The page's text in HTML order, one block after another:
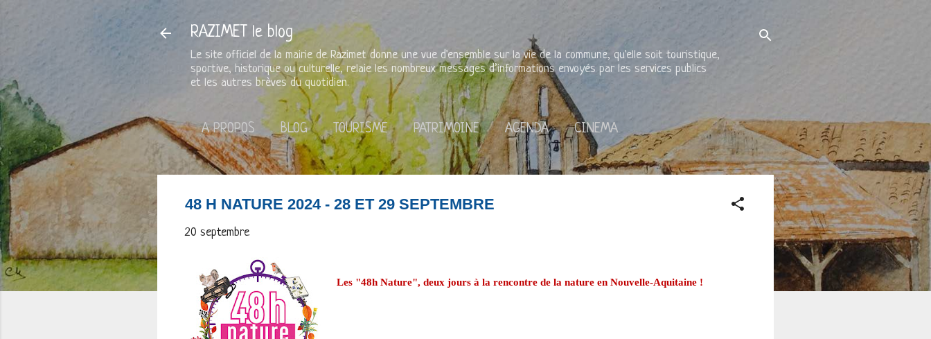
RAZIMET le blog
Le site officiel de la mairie de Razimet donne une vue d'ensemble sur la vie de la commune, qu'elle soit touristique,
sportive, historique ou culturelle, relaie les nombreux messages d’informations envoyés par les services publics
et les autres brèves du quotidien.
A PROPOS BLOG TOURISME PATRIMOINE AGENDA CINEMA
48 H NATURE 2024 - 28 ET 29 SEPTEMBRE
20 septembre
Les "48h Nature", deux jours à la rencontre de la nature en Nouvelle-Aquitaine !